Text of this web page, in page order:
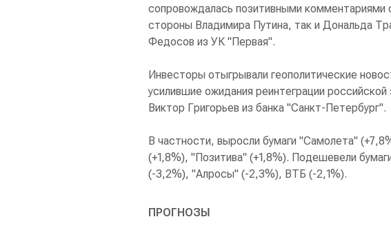
сопровождалась позитивными комментариями
стороны Владимира Путина, так и Дональда
Федосов из УК "Первая".
Инвесторы отыгрывали геополитические
усилившие ожидания реинтеграции
Виктор Григорьев из банка "Санкт-Петербург".
В частности, выросли бумаги "Самолета"
(+1,8%), "Позитива" (+1,8%). Подешевели
(-3,2%), "Алросы" (-2,3%), ВТБ (-2,1%).
ПРОГНОЗЫ